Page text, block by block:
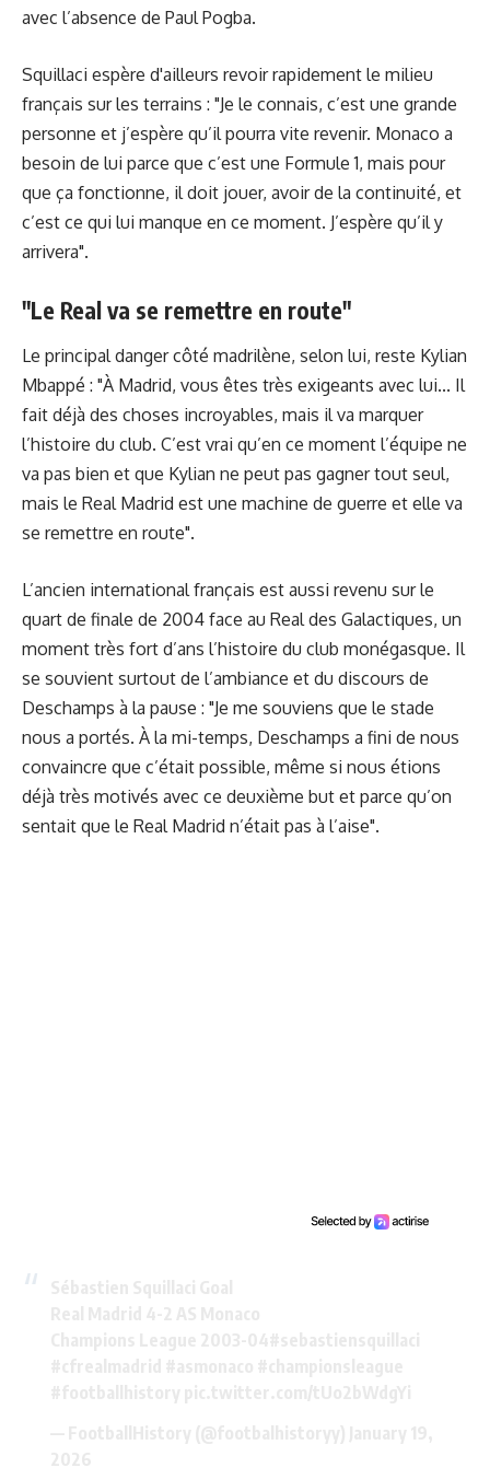
avec l’absence de Paul Pogba.
Squillaci espère d'ailleurs revoir rapidement le milieu
français sur les terrains : "Je le connais, c’est une grande
personne et j’espère qu’il pourra vite revenir. Monaco a
besoin de lui parce que c’est une Formule 1, mais pour
que ça fonctionne, il doit jouer, avoir de la continuité, et
c’est ce qui lui manque en ce moment. J’espère qu’il y
arrivera".
"Le Real va se remettre en route"
Le principal danger côté madrilène, selon lui, reste Kylian
Mbappé : "À Madrid, vous êtes très exigeants avec lui... Il
fait déjà des choses incroyables, mais il va marquer
l’histoire du club. C’est vrai qu’en ce moment l’équipe ne
va pas bien et que Kylian ne peut pas gagner tout seul,
mais le Real Madrid est une machine de guerre et elle va
se remettre en route".
L’ancien international français est aussi revenu sur le
quart de finale de 2004 face au Real des Galactiques, un
moment très fort d’ans l’histoire du club monégasque. Il
se souvient surtout de l’ambiance et du discours de
Deschamps à la pause : "Je me souviens que le stade
nous a portés. À la mi-temps, Deschamps a fini de nous
convaincre que c’était possible, même si nous étions
déjà très motivés avec ce deuxième but et parce qu’on
sentait que le Real Madrid n’était pas à l’aise".